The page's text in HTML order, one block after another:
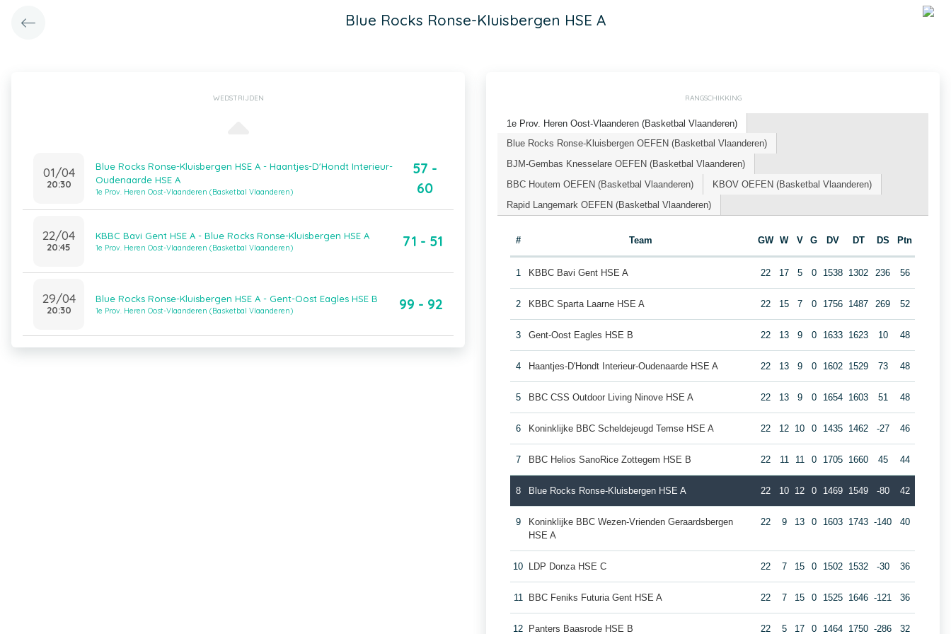
Blue Rocks Ronse-Kluisbergen HSE A
WEDSTRIJDEN
01/04
20:30
Blue Rocks Ronse-Kluisbergen HSE A - Haantjes-D'Hondt Interieur-
Oudenaarde HSE A
1e Prov. Heren Oost-Vlaanderen (Basketbal Vlaanderen)
57 -
60
22/04
20:45
KBBC Bavi Gent HSE A - Blue Rocks Ronse-Kluisbergen HSE A
1e Prov. Heren Oost-Vlaanderen (Basketbal Vlaanderen) 71 - 51
29/04
20:30
Blue Rocks Ronse-Kluisbergen HSE A - Gent-Oost Eagles HSE B
1e Prov. Heren Oost-Vlaanderen (Basketbal Vlaanderen) 99 - 92
RANGSCHIKKING
1e Prov. Heren Oost-Vlaanderen (Basketbal Vlaanderen)
Blue Rocks Ronse-Kluisbergen OEFEN (Basketbal Vlaanderen)
BJM-Gembas Knesselare OEFEN (Basketbal Vlaanderen)
BBC Houtem OEFEN (Basketbal Vlaanderen)
KBOV OEFEN (Basketbal Vlaanderen)
Rapid Langemark OEFEN (Basketbal Vlaanderen)
# Team GW W V G DV DT DS Ptn
1 KBBC Bavi Gent HSE A 22 17 5 0 1538 1302 236 56
2 KBBC Sparta Laarne HSE A 22 15 7 0 1756 1487 269 52
3 Gent-Oost Eagles HSE B 22 13 9 0 1633 1623 10 48
4 Haantjes-D'Hondt Interieur-Oudenaarde HSE A 22 13 9 0 1602 1529 73 48
5 BBC CSS Outdoor Living Ninove HSE A 22 13 9 0 1654 1603 51 48
6 Koninklijke BBC Scheldejeugd Temse HSE A 22 12 10 0 1435 1462 -27 46
7 BBC Helios SanoRice Zottegem HSE B 22 11 11 0 1705 1660 45 44
8 Blue Rocks Ronse-Kluisbergen HSE A 22 10 12 0 1469 1549 -80 42
9
Koninklijke BBC Wezen-Vrienden Geraardsbergen
HSE A
22 9 13 0 1603 1743 -140 40
10 LDP Donza HSE C 22 7 15 0 1502 1532 -30 36
11 BBC Feniks Futuria Gent HSE A 22 7 15 0 1525 1646 -121 36
12 Panters Baasrode HSE B 22 5 17 0 1464 1750 -286 32